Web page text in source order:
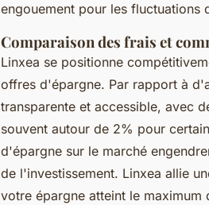
engouement pour les fluctuations
Comparaison des frais et
Linxea se positionne
offres d'épargne. Par rapport à
transparente et accessible, avec
souvent autour de 2% pour
d'épargne sur le marché
de l'investissement. Linxea allie
votre épargne atteint le